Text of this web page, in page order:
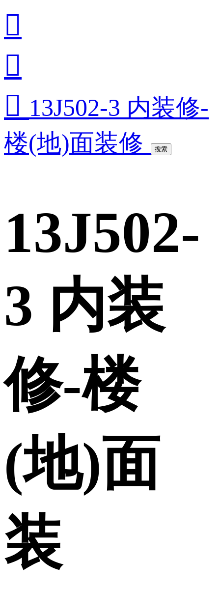


 13J502-3 内装修-
楼(地)面装修
搜索
13J502-
3 内装
修-楼
(地)面
装